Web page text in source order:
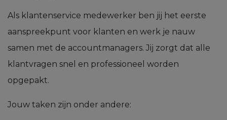
Als klantenservice medewerker ben jij het eerste
aanspreekpunt voor klanten en werk je nauw
samen met de accountmanagers. Jij zorgt dat alle
klantvragen snel en professioneel worden
opgepakt.
Jouw taken zijn onder andere: